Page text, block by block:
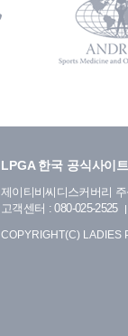
LPGA 한국 공식사이트
제이티비씨디스커버리
고객센터 : 080-025-2525
COPYRIGHT(C) LADIES